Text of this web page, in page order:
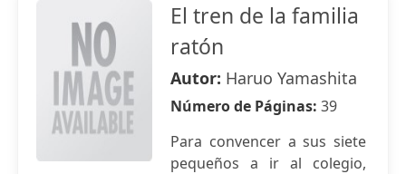
El tren de la familia
ratón
Autor: Haruo Yamashita
Número de Páginas: 39
Para convencer a sus siete
pequeños a ir al colegio,